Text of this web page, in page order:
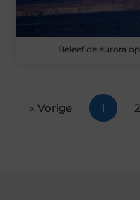
Beleef de aurora
« Vorige 1 2